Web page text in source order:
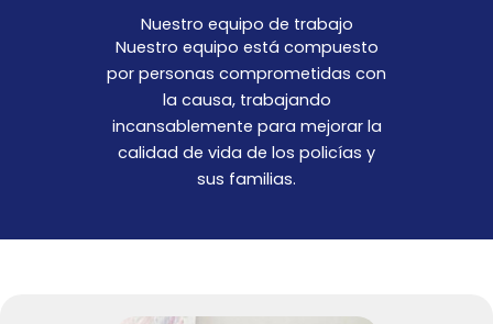
Nuestro equipo de trabajo
Nuestro equipo está compuesto
por personas comprometidas con
la causa, trabajando
incansablemente para mejorar la
calidad de vida de los policías y
sus familias.